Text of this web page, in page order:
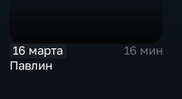
16 марта
16 мин
Павлин